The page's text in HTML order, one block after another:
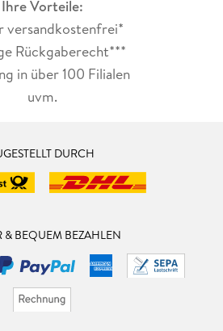
Ihre Vorteile:
versandkostenfrei*
Rückgaberecht***
in über 100 Filialen
uvm.
DURCH
& BEQUEM BEZAHLEN